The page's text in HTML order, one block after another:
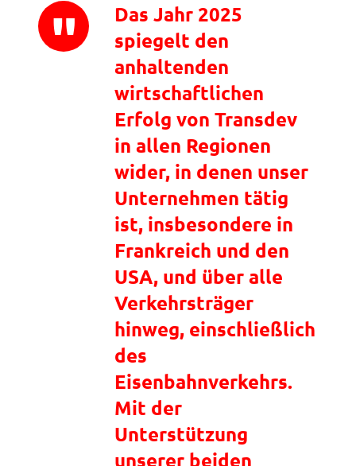
Das Jahr 2025
spiegelt den
anhaltenden
wirtschaftlichen
Erfolg von Transdev
in allen Regionen
wider, in denen unser
Unternehmen tätig
ist, insbesondere in
Frankreich und den
USA, und über alle
Verkehrsträger
hinweg, einschließlich
des
Eisenbahnverkehrs.
Mit der
Unterstützung
unserer beiden